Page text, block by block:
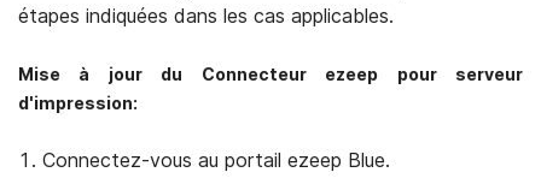
étapes indiquées dans les cas applicables.
Mise à jour du Connecteur ezeep pour serveur
d'impression:
Connectez-vous au portail ezeep Blue.